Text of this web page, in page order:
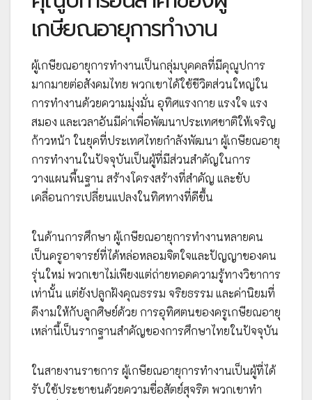
เกษียณอายุการทำงาน
ผู้เกษียณอายุการทำงานเป็นกลุ่มบุคคลที่มีคุณูปการ
มากมายต่อสังคมไทย พวกเขาได้ใช้ชีวิตส่วนใหญ่ใน
การทำงานด้วยความมุ่งมั่น อุทิศแรงกาย แรงใจ แรง
สมอง และเวลาอันมีค่าเพื่อพัฒนาประเทศชาติให้เจริญ
ก้าวหน้า ในยุคที่ประเทศไทยกำลังพัฒนา ผู้เกษียณอายุ
การทำงานในปัจจุบันเป็นผู้ที่มีส่วนสำคัญในการ
วางแผนพื้นฐาน สร้างโครงสร้างที่สำคัญ และขับ
เคลื่อนการเปลี่ยนแปลงในทิศทางที่ดีขึ้น
ในด้านการศึกษา ผู้เกษียณอายุการทำงานหลายคน
เป็นครูอาจารย์ที่ได้หล่อหลอมจิตใจและปัญญาของคน
รุ่นใหม่ พวกเขาไม่เพียงแต่ถ่ายทอดความรู้ทางวิชาการ
เท่านั้น แต่ยังปลูกฝังคุณธรรม จริยธรรม และค่านิยมที่
ดีงามให้กับลูกศิษย์ด้วย การอุทิศตนของครูเกษียณอายุ
เหล่านี้เป็นรากฐานสำคัญของการศึกษาไทยในปัจจุบัน
ในสายงานราชการ ผู้เกษียณอายุการทำงานเป็นผู้ที่ได้
รับใช้ประชาชนด้วยความซื่อสัตย์สุจริต พวกเขาทำ